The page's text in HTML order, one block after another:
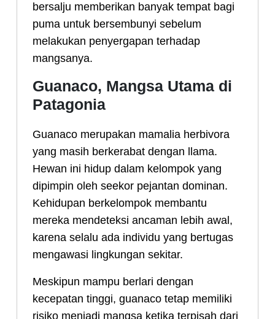
bersalju memberikan banyak tempat bagi
puma untuk bersembunyi sebelum
melakukan penyergapan terhadap
mangsanya.
Guanaco, Mangsa Utama di
Patagonia
Guanaco merupakan mamalia herbivora
yang masih berkerabat dengan llama.
Hewan ini hidup dalam kelompok yang
dipimpin oleh seekor pejantan dominan.
Kehidupan berkelompok membantu
mereka mendeteksi ancaman lebih awal,
karena selalu ada individu yang bertugas
mengawasi lingkungan sekitar.
Meskipun mampu berlari dengan
kecepatan tinggi, guanaco tetap memiliki
risiko menjadi mangsa ketika terpisah dari